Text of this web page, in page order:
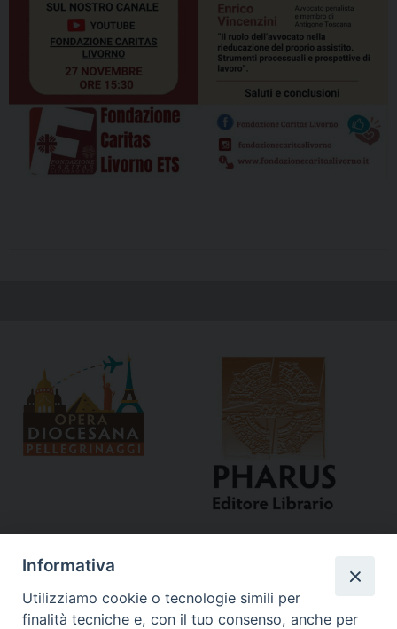
Informativa
Utilizziamo cookie o tecnologie simili per
finalità tecniche e, con il tuo consenso, anche per